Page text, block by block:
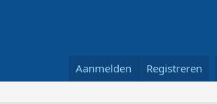
Aanmelden Registreren